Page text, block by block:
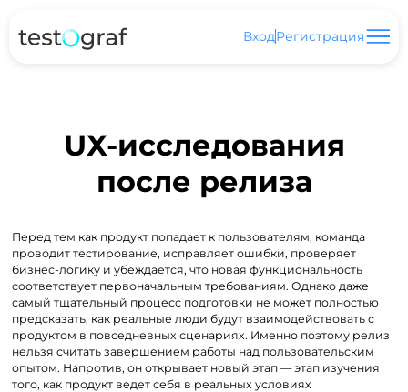
ВходРегистрация
UX-исследования
после релиза
Перед тем как продукт попадает к пользователям, команда
проводит тестирование, исправляет ошибки, проверяет
бизнес-логику и убеждается, что новая функциональность
соответствует первоначальным требованиям. Однако даже
самый тщательный процесс подготовки не может полностью
предсказать, как реальные люди будут взаимодействовать с
продуктом в повседневных сценариях. Именно поэтому релиз
нельзя считать завершением работы над пользовательским
опытом. Напротив, он открывает новый этап — этап изучения
того, как продукт ведет себя в реальных условиях